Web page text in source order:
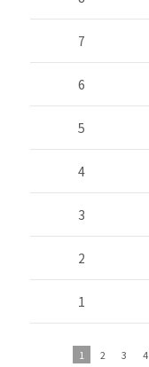
7
6
5
4
3
2
1
1 2 3 4